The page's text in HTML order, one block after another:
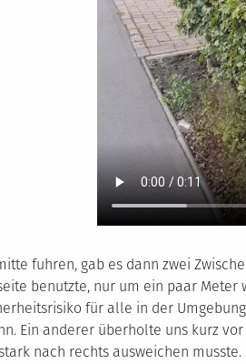
fuhren, gab es dann zwei
benutzte, nur um ein paar
für alle in der
Ein anderer überholte uns kurz
nach rechts ausweichen